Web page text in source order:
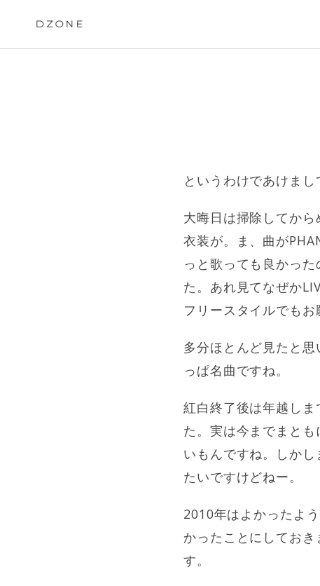
DZONE
というわけであけまし
大晦日は掃除してか
衣装が。ま、曲が
っと歌っても良かっ
た。あれ見てなぜか
フリースタイルでもお
多分ほとんど見たと
っぱ名曲ですね。
紅白終了後は年越し
た。実は今までまと
いもんですね。しか
たいですけどねー。
2010年はよかったよ
かったことにしてお
す。